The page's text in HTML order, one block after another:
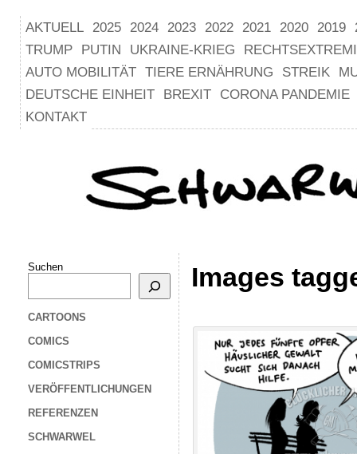
AKTUELL 2025 2024 2023 2022 2021 2020 2019
TRUMP
PUTIN UKRAINE-KRIEG
AUTO MOBILITÄT TIERE ERNÄHRUNG STREIK
DEUTSCHE EINHEIT
BREXIT
CORONA PANDEMIE
KONTAKT
Suchen
CARTOONS
COMICS
COMICSTRIPS
VERÖFFENTLICHUNGEN
REFERENZEN
SCHWARWEL
Images